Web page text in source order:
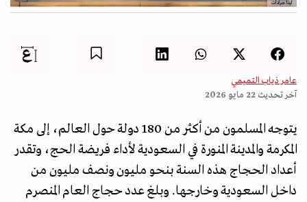
لينا جرادات
عامر ذياب التميمي
آخر تحديث 22 مايو 2026
يتوجه المسلمون من أكثر من 180 دولة حول العالم، إلى مكة
المكرمة والمدينة المنورة في السعودية لأداء فريضة الحج، وتقدر
أعداد الحجاج هذه السنة بنحو مليون ونصف مليون من
داخل السعودية وخارجها. وبلغ عدد حجاج العام المنصرم